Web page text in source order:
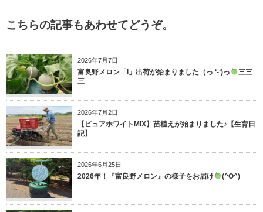
こちらの記事もあわせてどうぞ。
2026年7月7日
富良野メロン「i」出荷が始まりました（っ ‘-‘)っ
三三
三
2026年7月2日
【ピュアホワイトMIX】苗植えが始まりました♪【生育日
記】
2026年6月25日
2026年！『富良野メロン』の様子をお届け (^O^)